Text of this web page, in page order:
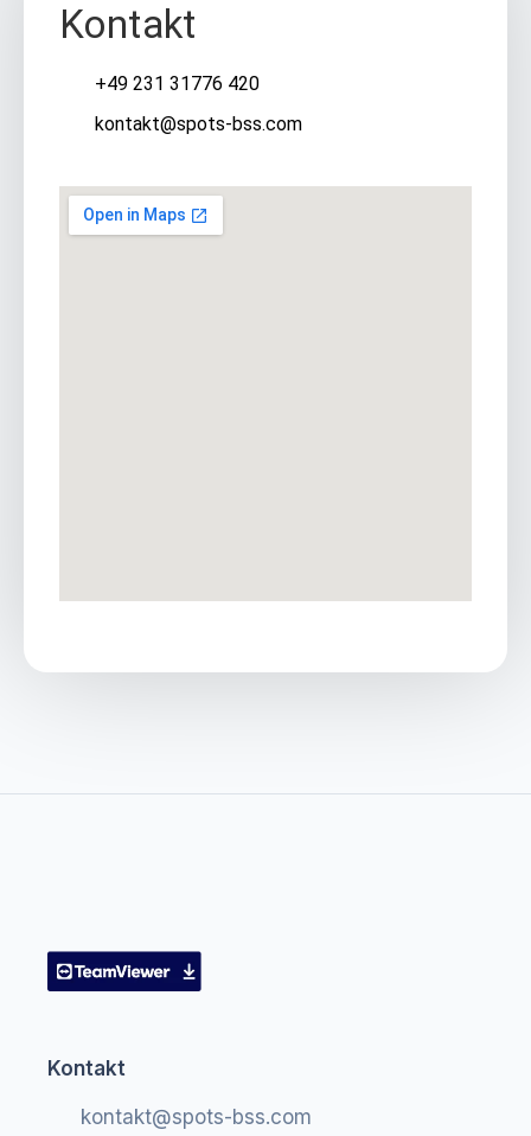
Kontakt
+49 231 31776 420
kontakt@spots-bss.com
Kontakt
kontakt@spots-bss.com